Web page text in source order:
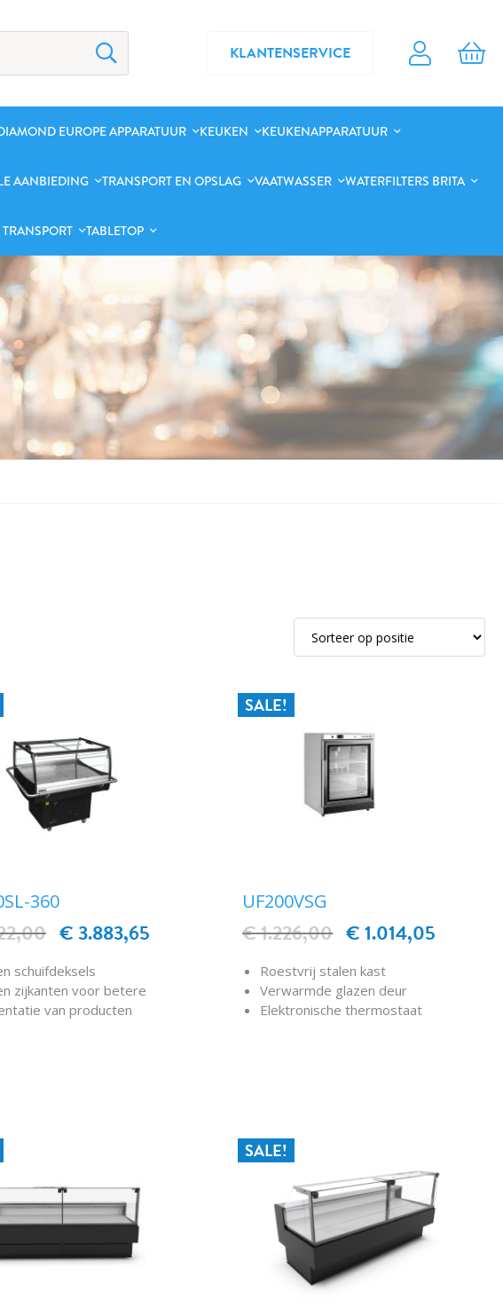
KLANTENSERVICE
EUROPE APPARATUUR KEUKEN KEUKENAPPARATUUR
AANBIEDING TRANSPORT EN OPSLAG VAATWASSER WATERFILTERS BRITA
TABLETOP
360
€ 3.883,65
schuifdeksels
zijkanten voor betere
van producten
SALE!
UF200VSG
€ 1.014,05
€ 1.226,00
Roestvrij stalen kast
Verwarmde glazen deur
Elektronische thermostaat
SALE!